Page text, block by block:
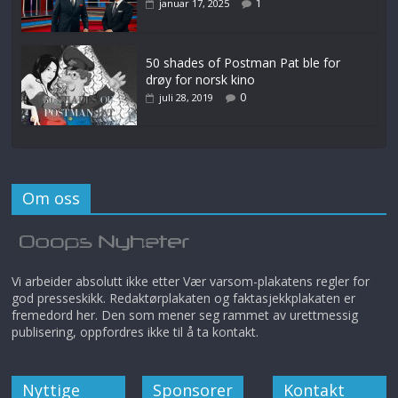
januar 17, 2025
50 shades of Postman Pat ble for
drøy for norsk kino
juli 28, 2019 0
Om oss
Vi arbeider absolutt ikke etter Vær varsom-plakatens regler for
god presseskikk. Redaktørplakaten og faktasjekkplakaten er
fremedord her. Den som mener seg rammet av urettmessig
publisering, oppfordres ikke til å ta kontakt.
Nyttige
Sponsorer
Kontakt